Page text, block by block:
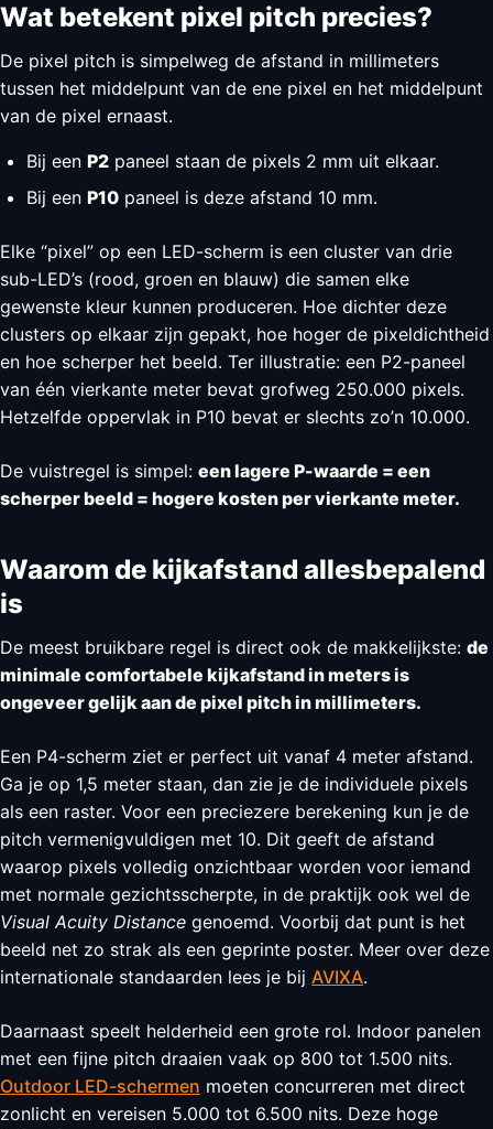
Wat betekent pixel pitch precies?
De pixel pitch is simpelweg de afstand in millimeters
tussen het middelpunt van de ene pixel en het middelpunt
van de pixel ernaast.
Bij een P2 paneel staan de pixels 2 mm uit elkaar.
Bij een P10 paneel is deze afstand 10 mm.
Elke “pixel” op een LED-scherm is een cluster van drie
sub-LED’s (rood, groen en blauw) die samen elke
gewenste kleur kunnen produceren. Hoe dichter deze
clusters op elkaar zijn gepakt, hoe hoger de pixeldichtheid
en hoe scherper het beeld. Ter illustratie: een P2-paneel
van één vierkante meter bevat grofweg 250.000 pixels.
Hetzelfde oppervlak in P10 bevat er slechts zo’n 10.000.
De vuistregel is simpel: een lagere P-waarde = een
scherper beeld = hogere kosten per vierkante meter.
Waarom de kijkafstand allesbepalend
is
De meest bruikbare regel is direct ook de makkelijkste: de
minimale comfortabele kijkafstand in meters is
ongeveer gelijk aan de pixel pitch in millimeters.
Een P4-scherm ziet er perfect uit vanaf 4 meter afstand.
Ga je op 1,5 meter staan, dan zie je de individuele pixels
als een raster. Voor een preciezere berekening kun je de
pitch vermenigvuldigen met 10. Dit geeft de afstand
waarop pixels volledig onzichtbaar worden voor iemand
met normale gezichtsscherpte, in de praktijk ook wel de
Visual Acuity Distance genoemd. Voorbij dat punt is het
beeld net zo strak als een geprinte poster. Meer over deze
internationale standaarden lees je bij AVIXA.
Daarnaast speelt helderheid een grote rol. Indoor panelen
met een fijne pitch draaien vaak op 800 tot 1.500 nits.
Outdoor LED-schermen moeten concurreren met direct
zonlicht en vereisen 5.000 tot 6.500 nits. Deze hoge